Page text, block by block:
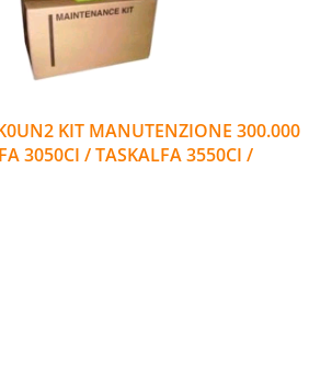
KIT MANUTENZIONE 300.000
3050CI / TASKALFA 3550CI /